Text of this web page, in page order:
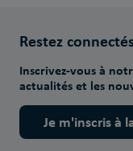
Restez
Inscrivez-vous à
actualités et les
Je m'inscris à